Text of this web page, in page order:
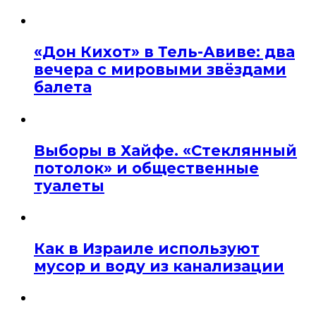
«Дон Кихот» в Тель-Авиве: два
вечера с мировыми звёздами
балета
Выборы в Хайфе. «Стеклянный
потолок» и общественные
туалеты
Как в Израиле используют
мусор и воду из канализации